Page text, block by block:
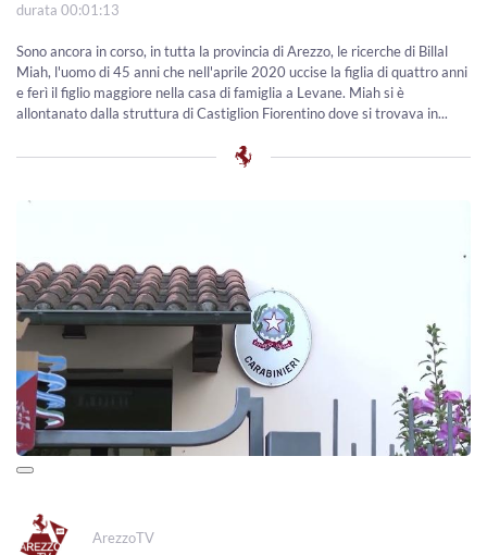
durata 00:01:13
Sono ancora in corso, in tutta la provincia di Arezzo, le ricerche di Billal
Miah, l'uomo di 45 anni che nell'aprile 2020 uccise la figlia di quattro anni
e ferì il figlio maggiore nella casa di famiglia a Levane. Miah si è
allontanato dalla struttura di Castiglion Fiorentino dove si trovava in...
ArezzoTV